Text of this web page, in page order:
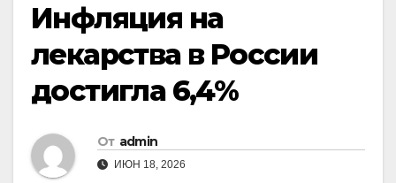
Инфляция на
лекарства в России
достигла 6,4%
От admin
ИЮН 18, 2026